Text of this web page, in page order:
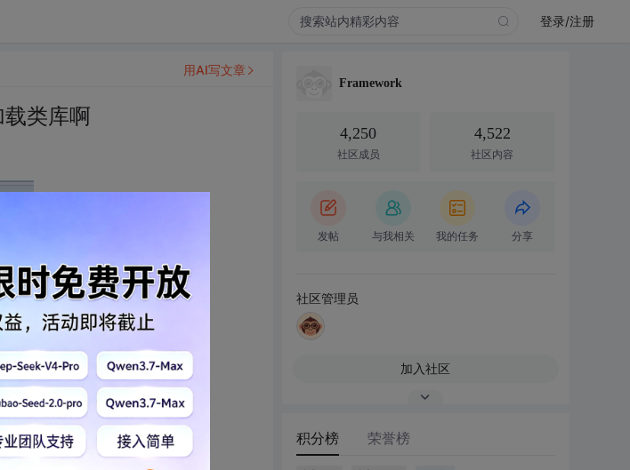
登录/注册
类库啊
用AI写文章
Framework
4,250
社区成员
4,522
社区内容
发帖 与我相关 我的任务 分享
社区管理员
加入社区
积分榜 荣誉榜